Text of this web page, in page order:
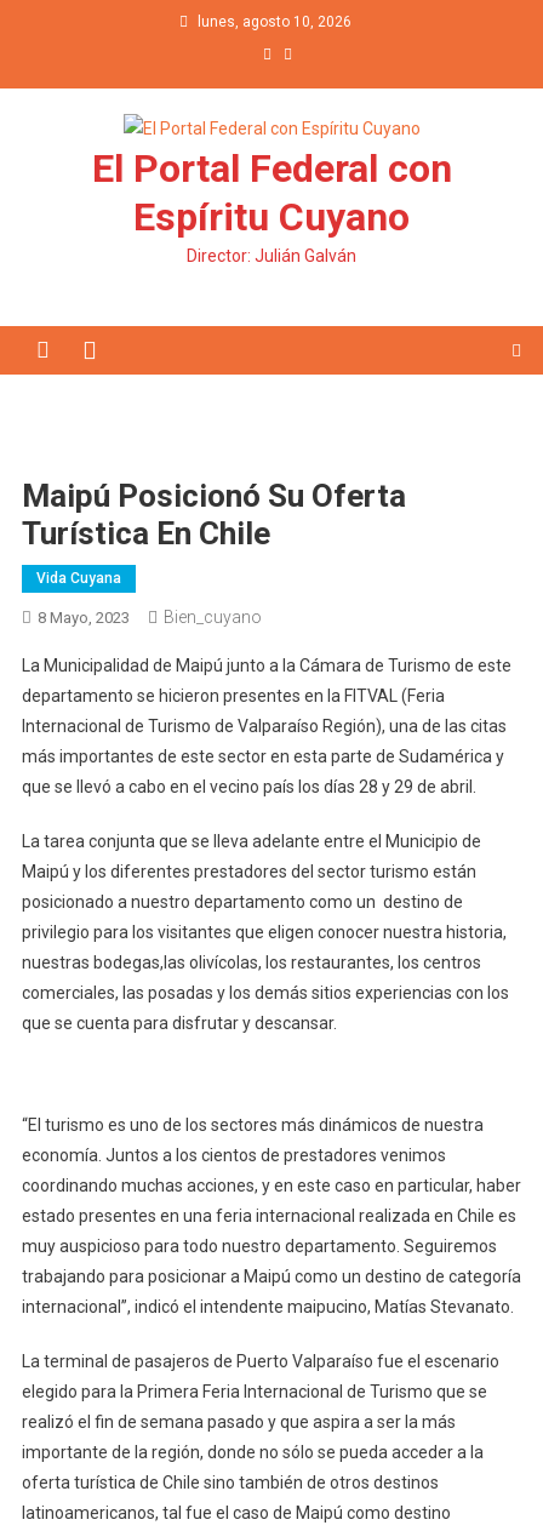
lunes, agosto 10, 2026
El Portal Federal con
Espíritu Cuyano
Director: Julián Galván
Maipú Posicionó Su Oferta
Turística En Chile
Vida Cuyana
8 Mayo, 2023 Bien_cuyano
La Municipalidad de Maipú junto a la Cámara de Turismo de este
departamento se hicieron presentes en la FITVAL (Feria
Internacional de Turismo de Valparaíso Región), una de las citas
más importantes de este sector en esta parte de Sudamérica y
que se llevó a cabo en el vecino país los días 28 y 29 de abril.
La tarea conjunta que se lleva adelante entre el Municipio de
Maipú y los diferentes prestadores del sector turismo están
posicionado a nuestro departamento como un destino de
privilegio para los visitantes que eligen conocer nuestra historia,
nuestras bodegas,las olivícolas, los restaurantes, los centros
comerciales, las posadas y los demás sitios experiencias con los
que se cuenta para disfrutar y descansar.
“El turismo es uno de los sectores más dinámicos de nuestra
economía. Juntos a los cientos de prestadores venimos
coordinando muchas acciones, y en este caso en particular, haber
estado presentes en una feria internacional realizada en Chile es
muy auspicioso para todo nuestro departamento. Seguiremos
trabajando para posicionar a Maipú como un destino de categoría
internacional”, indicó el intendente maipucino, Matías Stevanato.
La terminal de pasajeros de Puerto Valparaíso fue el escenario
elegido para la Primera Feria Internacional de Turismo que se
realizó el fin de semana pasado y que aspira a ser la más
importante de la región, donde no sólo se pueda acceder a la
oferta turística de Chile sino también de otros destinos
latinoamericanos, tal fue el caso de Maipú como destino